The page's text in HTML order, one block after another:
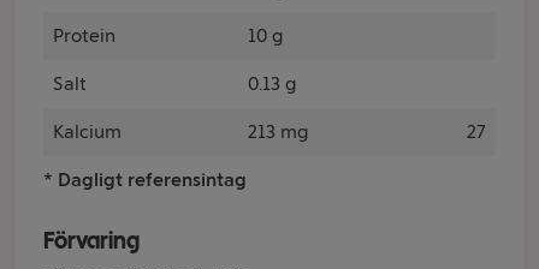
Protein 10 g
Salt 0.13 g
Kalcium 213 mg 27
* Dagligt referensintag
Förvaring